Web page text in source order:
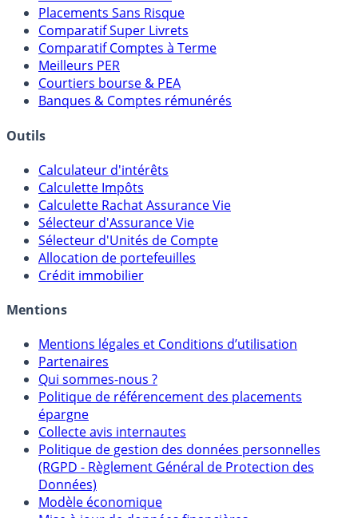
Meilleures Assurances-Vie
Meilleurs Fonds Euros
Placements Sans Risque
Comparatif Super Livrets
Comparatif Comptes à Terme
Meilleurs PER
Banques & Comptes rémunérés
Outils
Calculateur d'intérêts
Calculette Impôts
Calculette Rachat Assurance Vie
Sélecteur d'Assurance Vie
Sélecteur d'Unités de Compte
Crédit immobilier
Mentions
Mentions légales et Conditions d’utilisation
Partenaires
Qui sommes-nous ?
Politique de référencement des placements
épargne
Collecte avis internautes
Politique de gestion des données personnelles
(RGPD - Règlement Général de Protection des